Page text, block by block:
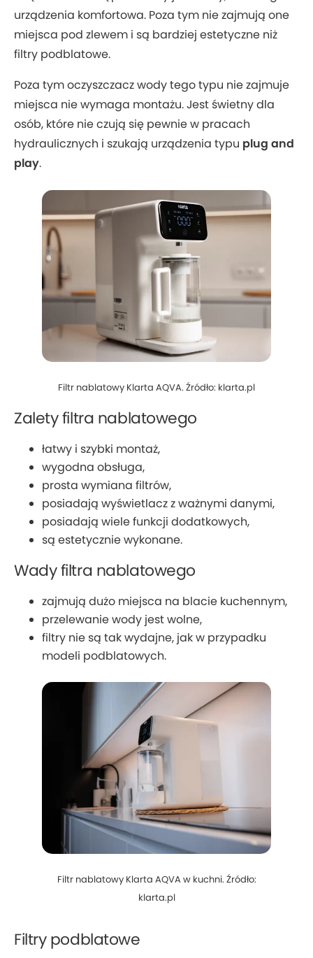
urządzenia komfortowa. Poza tym nie zajmują one
miejsca pod zlewem i są bardziej estetyczne niż
filtry podblatowe.
Poza tym oczyszczacz wody tego typu nie zajmuje
miejsca nie wymaga montażu. Jest świetny dla
osób, które nie czują się pewnie w pracach
hydraulicznych i szukają urządzenia typu plug and
play.
Filtr nablatowy Klarta AQVA. Źródło: klarta.pl
Zalety filtra nablatowego
łatwy i szybki montaż,
wygodna obsługa,
prosta wymiana filtrów,
posiadają wyświetlacz z ważnymi danymi,
posiadają wiele funkcji dodatkowych,
są estetycznie wykonane.
Wady filtra nablatowego
zajmują dużo miejsca na blacie kuchennym,
przelewanie wody jest wolne,
filtry nie są tak wydajne, jak w przypadku
modeli podblatowych.
Filtr nablatowy Klarta AQVA w kuchni. Źródło:
klarta.pl
Filtry podblatowe